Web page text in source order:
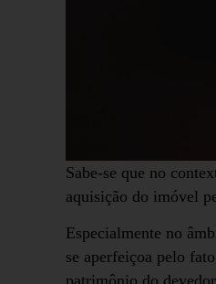
Sabe-se que no
aquisição do imóvel
Especialmente no
se aperfeiçoa pelo